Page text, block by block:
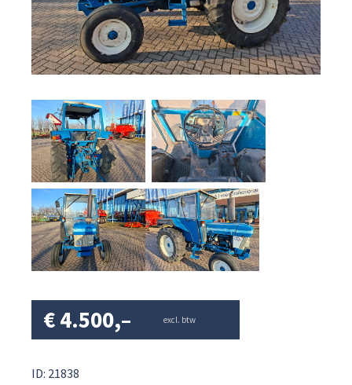
€4.500,– excl. btw
ID: 21838